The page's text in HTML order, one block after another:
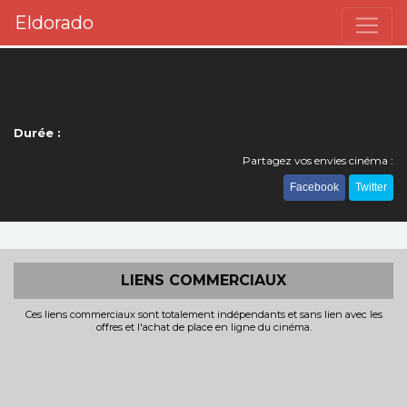
Eldorado
Durée :
Partagez vos envies cinéma :
Facebook Twitter
LIENS COMMERCIAUX
Ces liens commerciaux sont totalement indépendants et sans lien avec les
offres et l'achat de place en ligne du cinéma.